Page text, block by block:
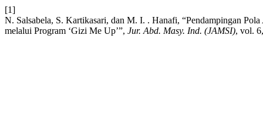
[1]
N. Salsabela, S. Kartikasari, dan M. I. . Hanafi, “Pendampingan
melalui Program ‘Gizi Me Up’”, Jur. Abd. Masy. Ind. (JAMSI), vol.